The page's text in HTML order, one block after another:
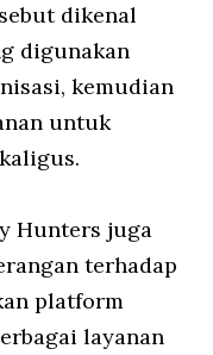
dikenal
digunakan
kemudian
untuk
Hunters juga
terhadap
platform
layanan